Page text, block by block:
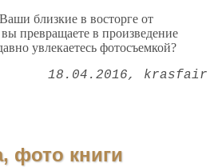
близкие в восторге от
превращаете в произведение
увлекаетесь фотосъемкой?
18.04.2016 krasfair
фото книги